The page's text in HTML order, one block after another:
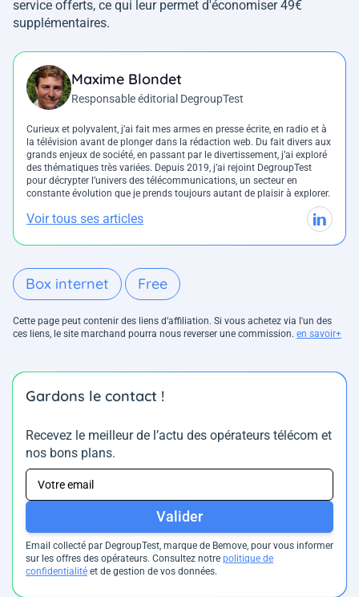
service offerts, ce qui leur permet d'économiser 49€
supplémentaires.
Maxime Blondet
Responsable éditorial DegroupTest
Curieux et polyvalent, j’ai fait mes armes en presse écrite, en radio et à
la télévision avant de plonger dans la rédaction web. Du fait divers aux
grands enjeux de société, en passant par le divertissement, j’ai exploré
des thématiques très variées. Depuis 2019, j’ai rejoint DegroupTest
pour décrypter l’univers des télécommunications, un secteur en
constante évolution que je prends toujours autant de plaisir à explorer.
Voir tous ses articles
Box internet Free
Cette page peut contenir des liens d’affiliation. Si vous achetez via l'un des
ces liens, le site marchand pourra nous reverser une commission. en savoir+
Gardons le contact !
Recevez le meilleur de l’actu des opérateurs télécom et
nos bons plans.
Valider
Email collecté par DegroupTest, marque de Bemove, pour vous informer
sur les offres des opérateurs. Consultez notre politique de
confidentialité et de gestion de vos données.